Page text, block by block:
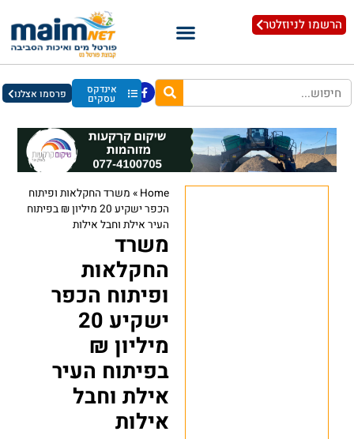
הרשמו לניוזלטר
אינדקס
עסקים פרסמו אצלנו
Home
» משרד החקלאות ופיתוח
הכפר ישקיע 20 מיליון ₪ בפיתוח
העיר אילת וחבל אילות
משרד
החקלאות
ופיתוח הכפר
ישקיע 20
מיליון ₪
בפיתוח העיר
אילת וחבל
אילות